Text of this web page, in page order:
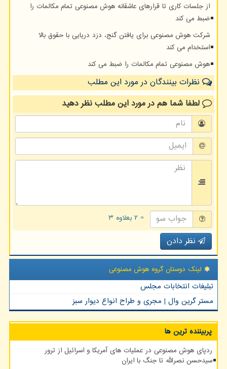
از جلسات کاری تا قرارهای عاشقانه هوش مصنوعی تمام مکالمات را
ضبط می کند
شرکت هوش مصنوعی برای یافتن گنج، دزد دریایی با حقوق بالا
استخدام می کند
هوش مصنوعی تمام مکالمات را ضبط می کند
نظرات بینندگان در مورد این مطلب
لطفا شما همدر مورد این مطلبنظر دهید
= ۲ بعلاوه ۳
نظر دادن
لینک دوستان گروه هوش مصنوعی
تبلیغات انتخابات مجلس
مستر گرین وال | مجری و طراح انواع دیوار سبز
پربیننده ترین ها
ردپای هوش مصنوعی در عملیات های آمریکا و اسرائیل از ترور
سیدحسن نصرالله تا جنگ با ایران